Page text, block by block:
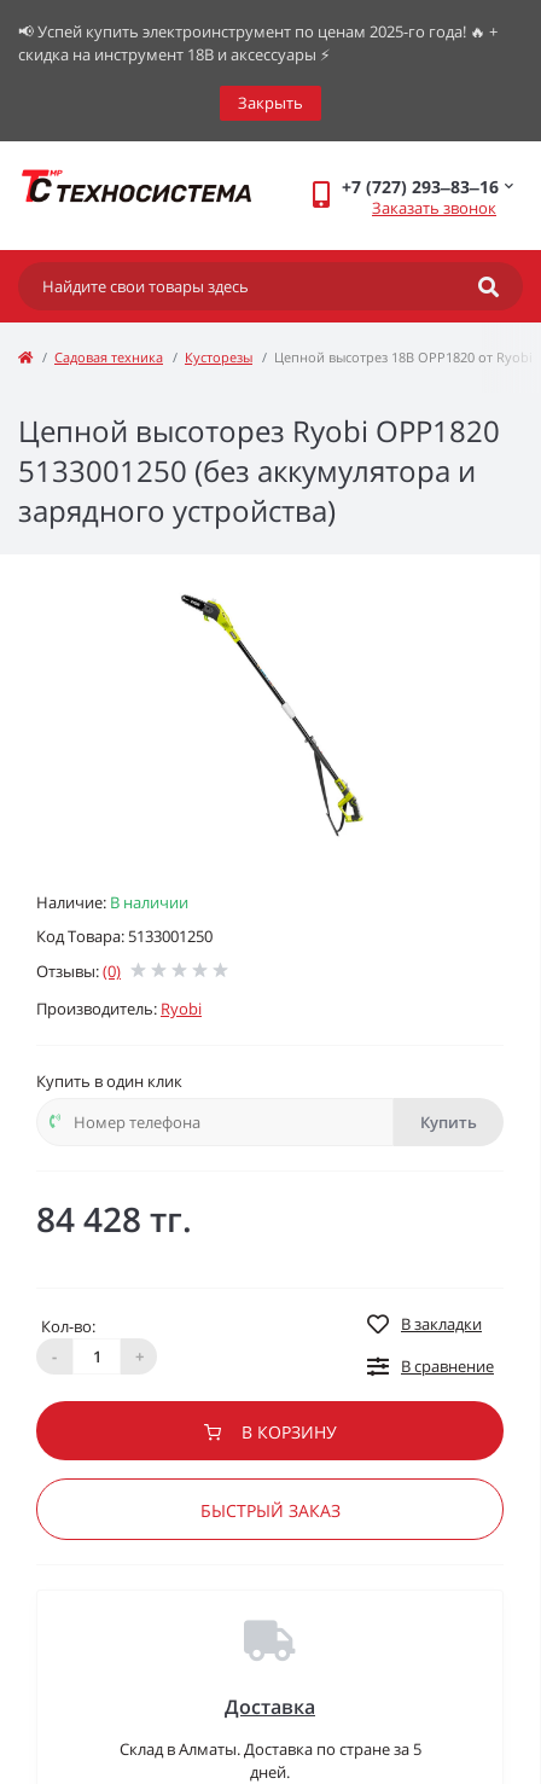
📢 Успей купить электроинструмент по ценам 2025-го года! 🔥 +
скидка на инструмент 18В и аксессуары ⚡️
Закрыть
+7 (727) 293‒83‒16
Заказать звонок
Садовая техника Кусторезы Цепной высотрез 18В OPP1820 от Ryobi
Цепной высоторез Ryobi OPP1820
5133001250 (без аккумулятора и
зарядного устройства)
Наличие: В наличии
Код Товара: 5133001250
Отзывы:(0)
Производитель: Ryobi
Купить в один клик
Купить
84 428 тг.
Кол-во:
-
+
В закладки
В сравнение
В КОРЗИНУ
БЫСТРЫЙ ЗАКАЗ
Доставка
Склад в Алматы. Доставка по стране за 5
дней.